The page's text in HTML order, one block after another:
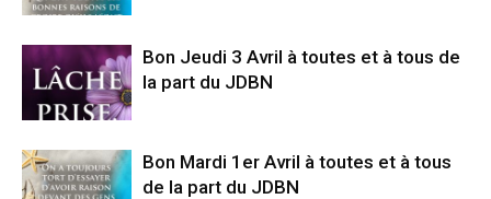
Bon Jeudi 3 Avril à toutes et à tous de
la part du JDBN
Bon Mardi 1er Avril à toutes et à tous
de la part du JDBN